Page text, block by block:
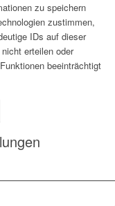
zu speichern
zustimmen,
IDs auf dieser
erteilen oder
beeinträchtigt